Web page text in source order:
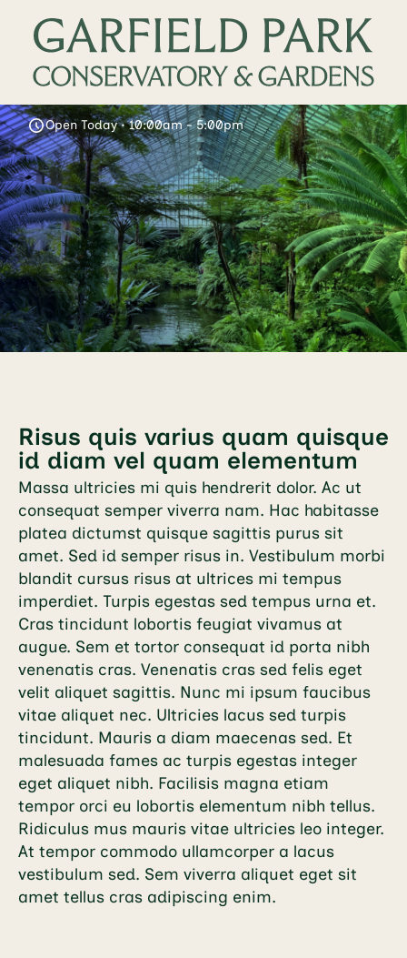
Open Today • 10:00am - 5:00pm
Risus quis varius quam quisque
id diam vel quam elementum
Massa ultricies mi quis hendrerit dolor. Ac ut
consequat semper viverra nam. Hac habitasse
platea dictumst quisque sagittis purus sit
amet. Sed id semper risus in. Vestibulum morbi
blandit cursus risus at ultrices mi tempus
imperdiet. Turpis egestas sed tempus urna et.
Cras tincidunt lobortis feugiat vivamus at
augue. Sem et tortor consequat id porta nibh
venenatis cras. Venenatis cras sed felis eget
velit aliquet sagittis. Nunc mi ipsum faucibus
vitae aliquet nec. Ultricies lacus sed turpis
tincidunt. Mauris a diam maecenas sed. Et
malesuada fames ac turpis egestas integer
eget aliquet nibh. Facilisis magna etiam
tempor orci eu lobortis elementum nibh tellus.
Ridiculus mus mauris vitae ultricies leo integer.
At tempor commodo ullamcorper a lacus
vestibulum sed. Sem viverra aliquet eget sit
amet tellus cras adipiscing enim.